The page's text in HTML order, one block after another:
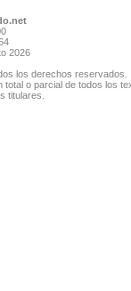
2026
los derechos reservados.
total o parcial de todos los
titulares.